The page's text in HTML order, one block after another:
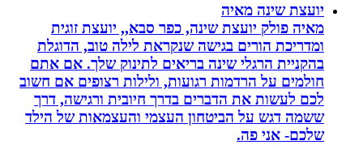
יועצת שינה מאיה
מאיה פולק יועצת שינה, כפר סבא,, יועצת זוגית
ומדריכת הורים בגישה שנקראת לילה טוב, הדוגלת
בהקניית הרגלי שינה בריאים לתינוק שלך. אם אתם
חולמים על הרדמות רגועות, ולילות רצופים אם חשוב
לכם לעשות את הדברים בדרך חיובית ורגישה, דרך
ששמה דגש על הביטחון העצמי והעצמאות של הילד
שלכם- אני פה.